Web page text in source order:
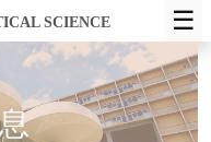
SCIENCE ☰